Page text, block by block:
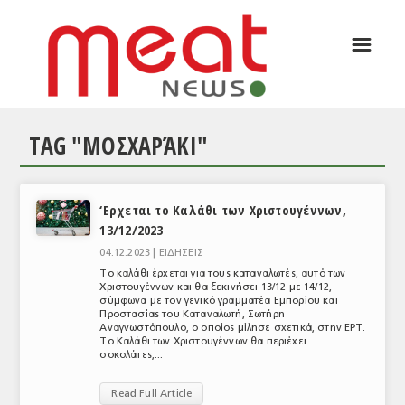
ΕΙΔΗΣΕΙΣ
ΘΕΜΑΤΑ
ΕΥΡΩΠΑΪΚΕΣ ΑΠΟΦΑΣΕΙΣ
☰
TAG "ΜΟΣΧΑΡΆΚΙ"
‘Ερχεται το Καλάθι των Χριστουγέννων,
13/12/2023
04.12.2023 |
ΕΙΔΗΣΕΙΣ
Το καλάθι έρχεται για τους καταναλωτές, αυτό των
Χριστουγέννων και θα ξεκινήσει 13/12 με 14/12,
σύμφωνα με τον γενικό γραμματέα Εμπορίου και
Προστασίας του Καταναλωτή, Σωτήρη
Αναγνωστόπουλο, ο οποίος μίλησε σχετικά, στην ΕΡΤ.
Το Καλάθι των Χριστουγέννων θα περιέχει
σοκολάτες,...
Read Full Article